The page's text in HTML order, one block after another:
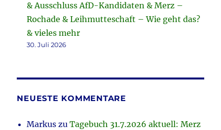
& Ausschluss AfD-Kandidaten & Merz –
Rochade & Leihmutteschaft – Wie geht das?
& vieles mehr
30. Juli 2026
NEUESTE KOMMENTARE
Markus zuTagebuch 31.7.2026 aktuell: Merz